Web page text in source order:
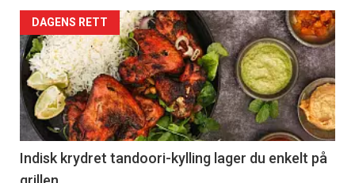
DAGENS RETT
Indisk krydret tandoori-kylling lager du enkelt på